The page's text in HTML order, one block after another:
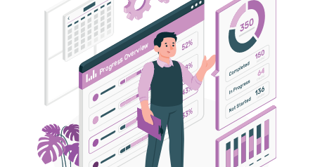
Финансовые выгоды
Конверсию звонков в бронь 50%
Рост операционной рентабельности от 10%
Рост выручки до 40%
Повышение загрузки отеля на +25%
Возвратность гостей возрастает в 2 раза